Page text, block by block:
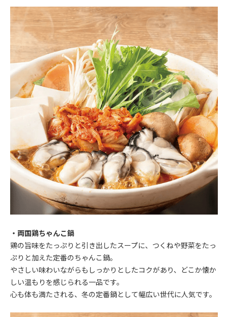
・両国鶏ちゃんこ鍋
鶏の旨味をたっぷりと引き出したスープに、つくねや野菜をたっ
ぷりと加えた定番のちゃんこ鍋。
やさしい味わいながらもしっかりとしたコクがあり、どこか懐か
しい温もりを感じられる一品です。
心も体も満たされる、冬の定番鍋として幅広い世代に人気です。